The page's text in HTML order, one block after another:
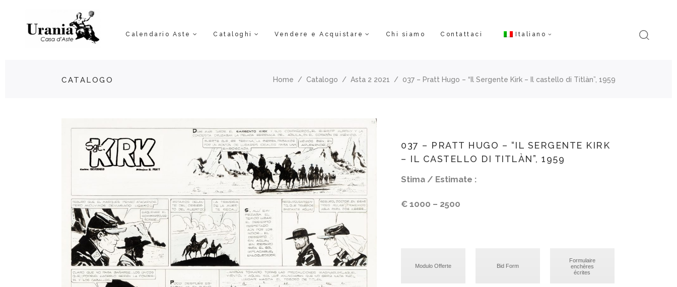
Calendario Aste Cataloghi Vendere e Acquistare Chi siamo Contattaci Italiano
CATALOGO Home / Catalogo / Asta 2 2021 / 037 – Pratt Hugo – “Il Sergente Kirk – Il castello di Titlàn”, 1959
037 – PRATT HUGO – “IL SERGENTE KIRK
– IL CASTELLO DI TITLÀN”, 1959
Stima / Estimate :
€ 1000 – 2500
Modulo Offerte Bid Form
Formulaire
enchères
écrites